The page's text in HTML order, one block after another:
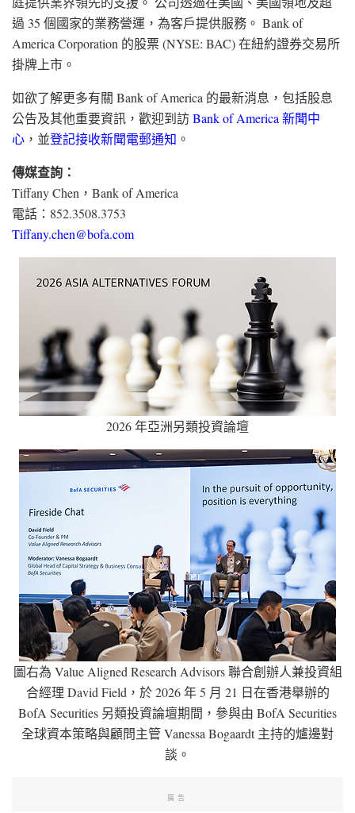
過 35 個國家的業務營運，為客戶提供服務。 Bank of
America Corporation 的股票 (NYSE: BAC) 在紐約證券交易所
掛牌上市。
如欲了解更多有關 Bank of America 的最新消息，包括股息
公告及其他重要資訊，歡迎到訪Bank of America 新聞中
心 ，並登記接收新聞電郵通知 。
傳媒查詢：
Tiffany Chen，Bank of America
電話：852.3508.3753
Tiffany.chen@bofa.com
2026 年亞洲另類投資論壇
圖右為 Value Aligned Research Advisors 聯合創辦人兼投資組
合經理 David Field，於 2026 年 5 月 21 日在香港舉辦的
BofA Securities 另類投資論壇期間，參與由 BofA Securities
全球資本策略與顧問主管 Vanessa Bogaardt 主持的爐邊對
談。
廣告